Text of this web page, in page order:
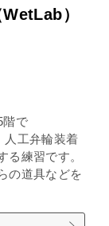
）
階で
人工弁輪装着
る練習です。
の道具などを